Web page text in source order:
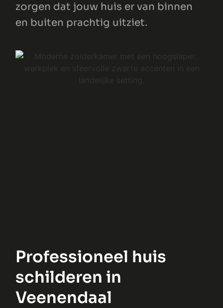
zorgen dat jouw huis er van binnen
en buiten prachtig uitziet.
Professioneel huis
schilderen in
Veenendaal